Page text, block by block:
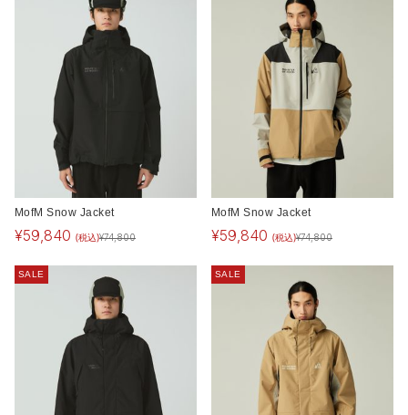
MofM Snow Jacket
¥59,840 (税込)¥74,800
MofM Snow Jacket
¥59,840 (税込)¥74,800
SALE SALE